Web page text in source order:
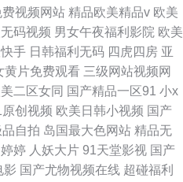
费视频网站 精品欧美精品v 欧美
码视频 男女午夜福利影院 欧美
手 日韩福利无码 四虎四房 亚
黄片免费观看 三级网站视频网
二区女同 国产精品一区91 小x
原创视频 欧美日韩小视频 国产
自拍 岛国最大色网站 精品无
婷 人妖大片 91天堂影视 国产
影 国产尤物视频在线 超碰福利